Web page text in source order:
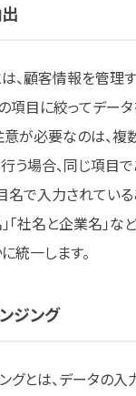
、顧客情報を管理
項目に絞ってデー
意が必要なのは、
う場合、同じ項目
名で入力されてい
「社名と企業名」な
統一します。
ジング
グとは、データの入